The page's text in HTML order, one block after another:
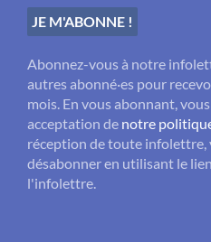
Abonnez-vous à notre
autres abonné·es pour
mois. En vous abonnant,
acceptation de notre
réception de toute infolettre,
désabonner en utilisant le
l'infolettre.